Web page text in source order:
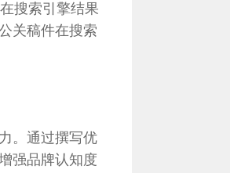
搜索引擎结果
关稿件在搜索
。通过撰写优
强品牌认知度